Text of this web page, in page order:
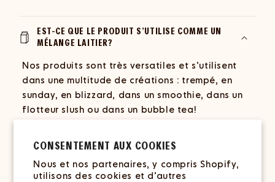
CONSENTEMENT AUX COOKIES
Nous et nos partenaires, y compris Shopify,
utilisons des cookies et d’autres
EST-CE QUE LE PRODUIT S’UTILISE COMME UN
MÉLANGE LAITIER?
Nos produits sont très versatiles et s’utilisent
dans une multitude de créations : trempé, en
sunday, en blizzard, dans un smoothie, dans un
flotteur slush ou dans un bubble tea!
COMMENT ASSUREZ-VOUS QUE VOS PRODUITS
SONT EXEMPTS D'ALLERGÈNES?